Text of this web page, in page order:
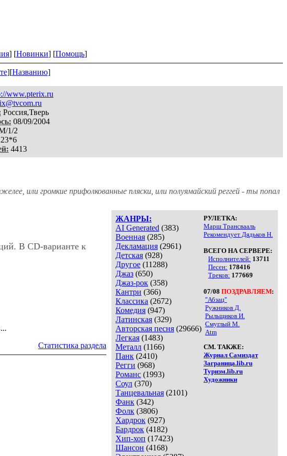
] [Новинки] [Помощь]
][Названию]
www.pterix.ru
Россия,Тверь
08/09/2004
1/2
4413
или громкие прифолкованные пляски, или полуямайский реггей - ты попал
ЖАНРЫ:
AI Generated (383)
Военная (285)
Декламация (2961)
Детская (928)
Другое (11288)
Джаз (650)
Джаз-рок (358)
Кантри (366)
Классика (2672)
Комедия (947)
Латинская (329)
Авторская песня (29666)
Легкая (1483)
Металл (1166)
Панк (2410)
Регги (968)
Романс (1993)
Соул (370)
Танцевальная (2101)
Фанк (342)
Фолк (3806)
Хардрок (927)
Бардрок (4182)
Хип-хоп (17423)
Шансон (4168)
РУЛЕТКА:
Марш Трансвааль
Рекомендует Дядьков Н.
ВСЕГО НА СЕРВЕРЕ:
Исполнителей: 13711
Песен: 178416
Треков: 177669
07/08 ПОЗДРАВЛЯЕМ:
"Абзац"
Ружников Д.
Рыльщиков И.
Смуглый М.
Atm
СМ. ТАКЖЕ:
Журнал Самиздат
Заграница.lib.ru
Туризм.lib.ru
Художники
В CD-варианте к
Статистика раздела